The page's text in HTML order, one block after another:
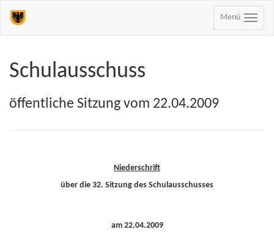
Menü
Schulausschuss
öffentliche Sitzung vom 22.04.2009
Niederschrift
über die 32. Sitzung des Schulausschusses
am 22.04.2009